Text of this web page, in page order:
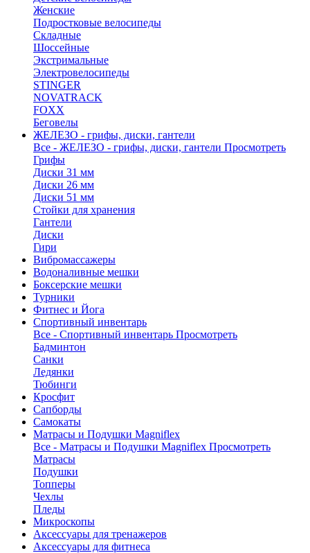
Женские
Подростковые велосипеды
Складные
Шоссейные
Экстримальные
Электровелосипеды
STINGER
NOVATRACK
FOXX
Беговелы
ЖЕЛЕЗО - грифы, диски, гантели
Все - ЖЕЛЕЗО - грифы, диски, гантели Просмотреть
Грифы
Диски 31 мм
Диски 26 мм
Диски 51 мм
Стойки для хранения
Гантели
Диски
Гири
Вибромассажеры
Водоналивные мешки
Боксерские мешки
Турники
Фитнес и Йога
Спортивный инвентарь
Все - Спортивный инвентарь Просмотреть
Бадминтон
Санки
Ледянки
Тюбинги
Кросфит
Сапборды
Самокаты
Матрасы и Подушки Magniflex
Все - Матрасы и Подушки Magniflex Просмотреть
Матрасы
Подушки
Топперы
Чехлы
Пледы
Микроскопы
Аксессуары для тренажеров
Аксессуары для фитнеса